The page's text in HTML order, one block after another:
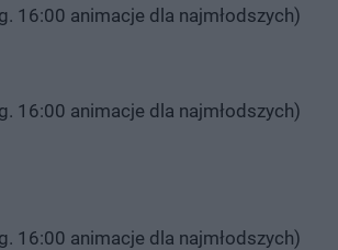
16:00 animacje dla najmłodszych)
16:00 animacje dla najmłodszych)
16:00 animacje dla najmłodszych)